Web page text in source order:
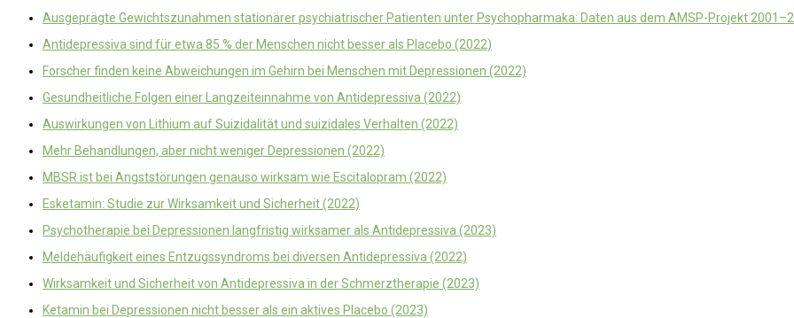
Ausgeprägte Gewichtszunahmen stationärer psychiatrischer Patienten unter Psychopharmaka: Daten aus dem AMSP-Projekt
Antidepressiva sind für etwa 85 % der Menschen nicht besser als Placebo (2022)
Forscher finden keine Abweichungen im Gehirn bei Menschen mit Depressionen (2022)
Gesundheitliche Folgen einer Langzeiteinnahme von Antidepressiva (2022)
Auswirkungen von Lithium auf Suizidalität und suizidales Verhalten (2022)
Mehr Behandlungen, aber nicht weniger Depressionen (2022)
MBSR ist bei Angststörungen genauso wirksam wie Escitalopram (2022)
Esketamin: Studie zur Wirksamkeit und Sicherheit (2022)
Psychotherapie bei Depressionen langfristig wirksamer als Antidepressiva (2023)
Meldehäufigkeit eines Entzugssyndroms bei diversen Antidepressiva (2022)
Wirksamkeit und Sicherheit von Antidepressiva in der Schmerztherapie (2023)
Ketamin bei Depressionen nicht besser als ein aktives Placebo (2023)